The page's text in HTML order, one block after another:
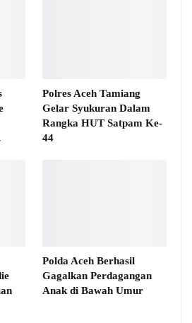
Polres Aceh Tamiang
Gelar Syukuran Dalam
Rangka HUT Satpam Ke-
44
Polda Aceh Berhasil
Gagalkan Perdagangan
Anak di Bawah Umur